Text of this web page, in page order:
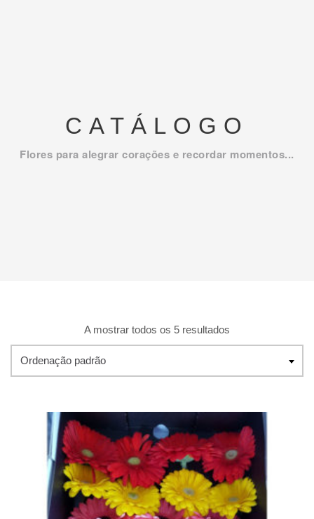
CATÁLOGO
Flores para alegrar corações e recordar momentos...
A mostrar todos os 5 resultados
Ordenação padrão